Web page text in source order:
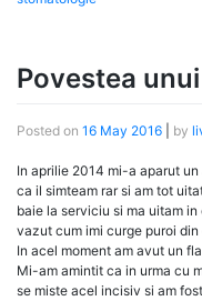
Povestea
Posted on 16 May 2016 by
In aprilie 2014 mi-a aparut
ca il simteam rar si am tot
baie la serviciu si ma uitam
vazut cum imi curge puroi
In acel moment am avut un
Mi-am amintit ca in urma cu
se miste acel incisiv si am